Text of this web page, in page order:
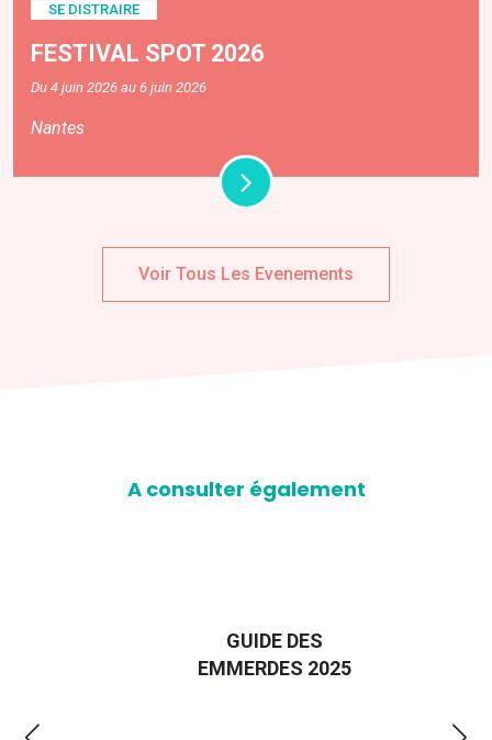
SE DISTRAIRE
FESTIVAL SPOT 2026
Du 4 juin 2026 au 6 juin 2026
Nantes
Voir Tous Les Evenements
A consulter également
GUIDE DES
EMMERDES 2025